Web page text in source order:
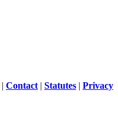
| Contact | Statutes | Privacy